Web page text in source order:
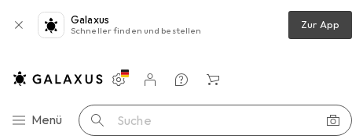
Galaxus
Schneller finden und bestellen Zur App
Navigation nach Kategorien
Menü Suche
Einstellungen
Kundenkonto
Vergleichslisten
Merklisten
Warenkorb